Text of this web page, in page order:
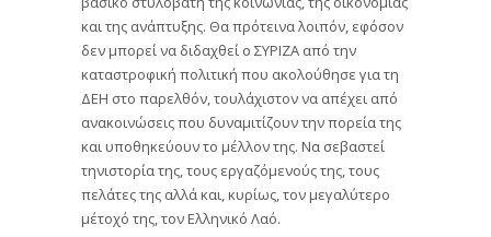
και της ανάπτυξης. Θα πρότεινα λοιπόν, εφόσον
δεν μπορεί να διδαχθεί ο ΣΥΡΙΖΑ από την
καταστροφική πολιτική που ακολούθησε για τη
ΔΕΗ στο παρελθόν, τουλάχιστον να απέχει από
ανακοινώσεις που δυναμιτίζουν την πορεία της
και υποθηκεύουν το μέλλον της. Να σεβαστεί
τηνιστορία της, τους εργαζόμενούς της, τους
πελάτες της αλλά και, κυρίως, τον μεγαλύτερο
μέτοχό της, τον Ελληνικό Λαό.